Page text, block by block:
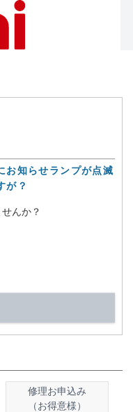
お知らせランプが点滅
が？
んか？
修理お申込み
（お得意様）